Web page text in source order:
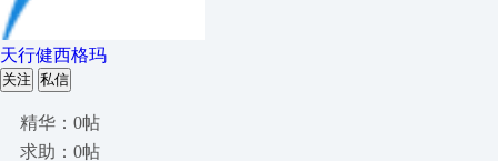
天行健西格玛
关注 私信
精华：0帖
求助：0帖